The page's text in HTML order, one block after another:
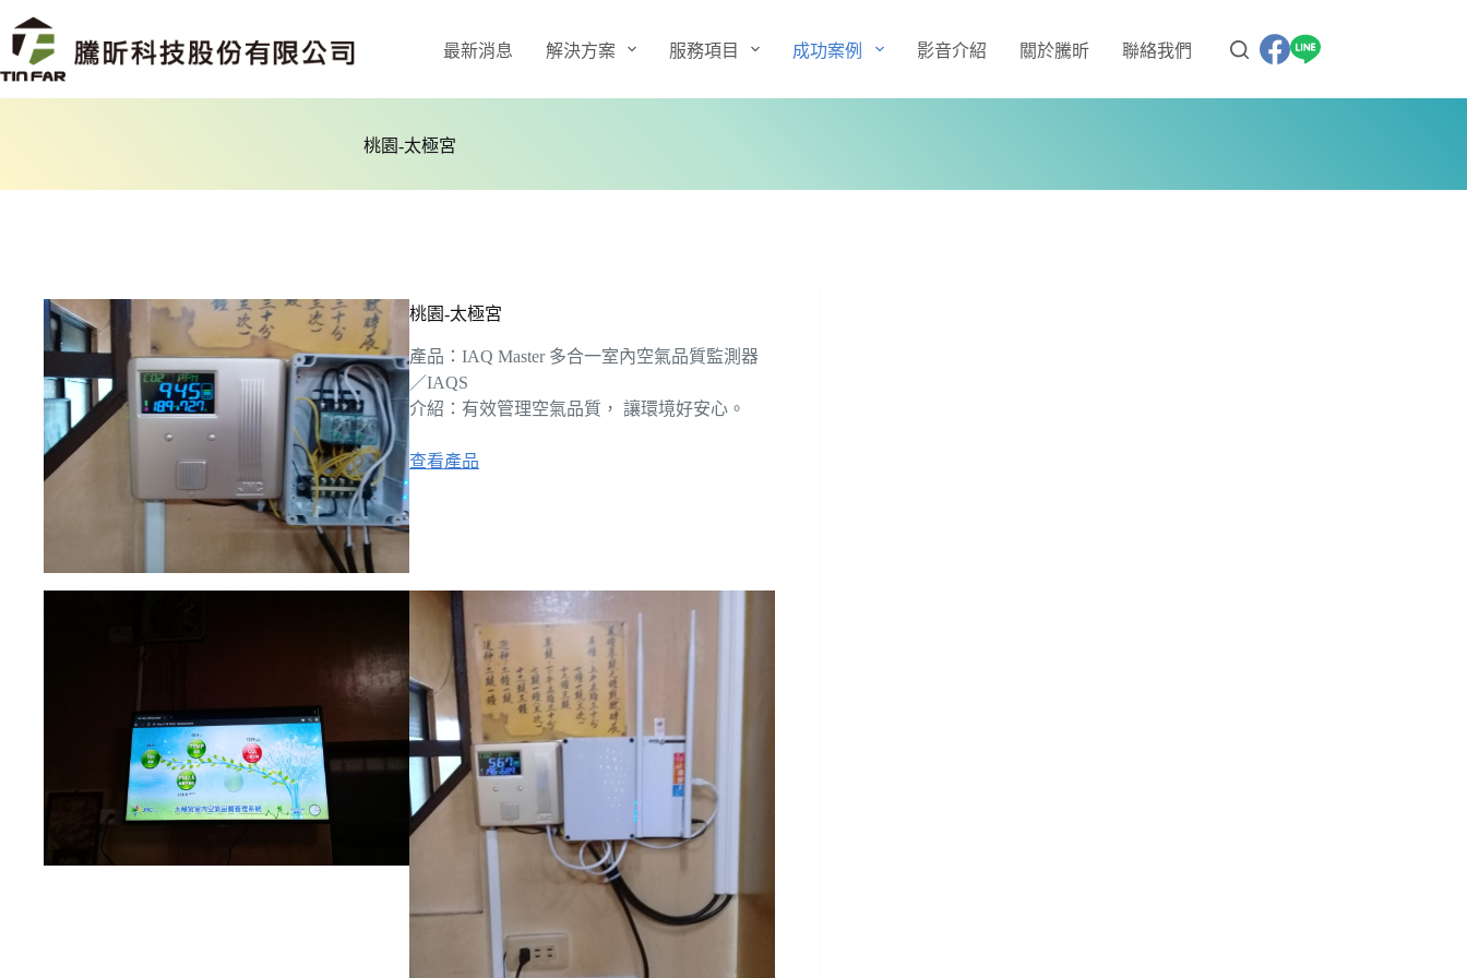
最新消息 解決方案 服務項目 成功案例 影音介紹 關於騰昕 聯絡我們
桃園-太極宮
桃園-太極宮
產品：IAQ Master 多合一室內空氣品質監測器
／IAQS
介紹：有效管理空氣品質， 讓環境好安心。
查看產品